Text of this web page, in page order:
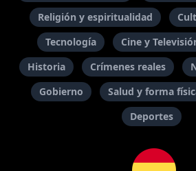
Religión y espiritualidad
Tecnología
Cine y
Historia
Crímenes reales
Gobierno
Salud y forma
Deportes